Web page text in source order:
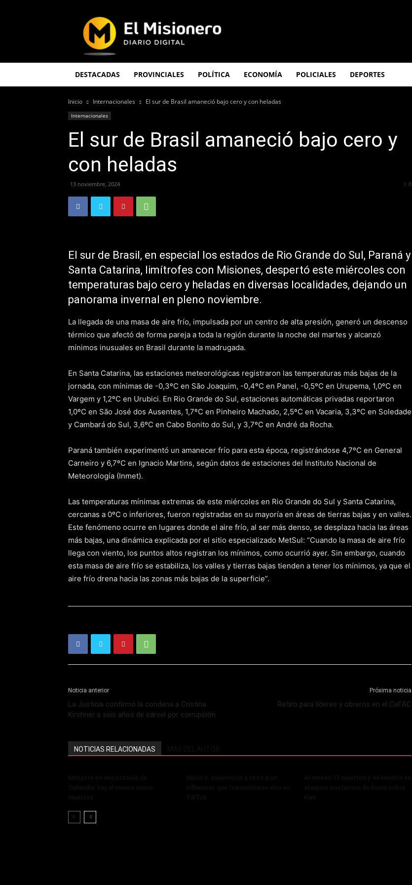
Misionero
DESTACADAS PROVINCIALES POLÍTICA ECONOMÍA POLICIALES DEPORTES
Inicio Internacionales El sur de Brasil amaneció bajo cero y con heladas
Internacionales
El sur de Brasil amaneció bajo cero y
con heladas
13 noviembre, 2024 0
El sur de Brasil, en especial los estados de Rio Grande do Sul, Paraná y
Santa Catarina, limítrofes con Misiones, despertó este miércoles con
temperaturas bajo cero y heladas en diversas localidades, dejando un
panorama invernal en pleno noviembre.
La llegada de una masa de aire frío, impulsada por un centro de alta presión, generó un descenso
térmico que afectó de forma pareja a toda la región durante la noche del martes y alcanzó
mínimos inusuales en Brasil durante la madrugada.
En Santa Catarina, las estaciones meteorológicas registraron las temperaturas más bajas de la
jornada, con mínimas de -0,3ºC en São Joaquim, -0,4ºC en Panel, -0,5ºC en Urupema, 1,0ºC en
Vargem y 1,2ºC en Urubici. En Rio Grande do Sul, estaciones automáticas privadas reportaron
1,0ºC en São José dos Ausentes, 1,7ºC en Pinheiro Machado, 2,5ºC en Vacaria, 3,3ºC en Soledade
y Cambará do Sul, 3,6ºC en Cabo Bonito do Sul, y 3,7ºC en André da Rocha.
Paraná también experimentó un amanecer frío para esta época, registrándose 4,7ºC en General
Carneiro y 6,7ºC en Ignacio Martins, según datos de estaciones del Instituto Nacional de
Meteorología (Inmet).
Las temperaturas mínimas extremas de este miércoles en Rio Grande do Sul y Santa Catarina,
cercanas a 0ºC o inferiores, fueron registradas en su mayoría en áreas de tierras bajas y en valles.
Este fenómeno ocurre en lugares donde el aire frío, al ser más denso, se desplaza hacia las áreas
más bajas, una dinámica explicada por el sitio especializado MetSul: “Cuando la masa de aire frío
llega con viento, los puntos altos registran los mínimos, como ocurrió ayer. Sin embargo, cuando
esta masa de aire frío se estabiliza, los valles y tierras bajas tienden a tener los mínimos, ya que el
aire frío drena hacia las zonas más bajas de la superficie”.
Noticia anterior
La Justicia confirmó la condena a Cristina
Kirchner a seis años de cárcel por corrupción
Próxima noticia
Retiro para líderes y obreros en el CeFAC
NOTICIAS RELACIONADAS